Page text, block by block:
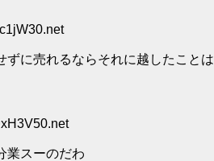
ずに売れるならそれに越したことは
業スーのだわ